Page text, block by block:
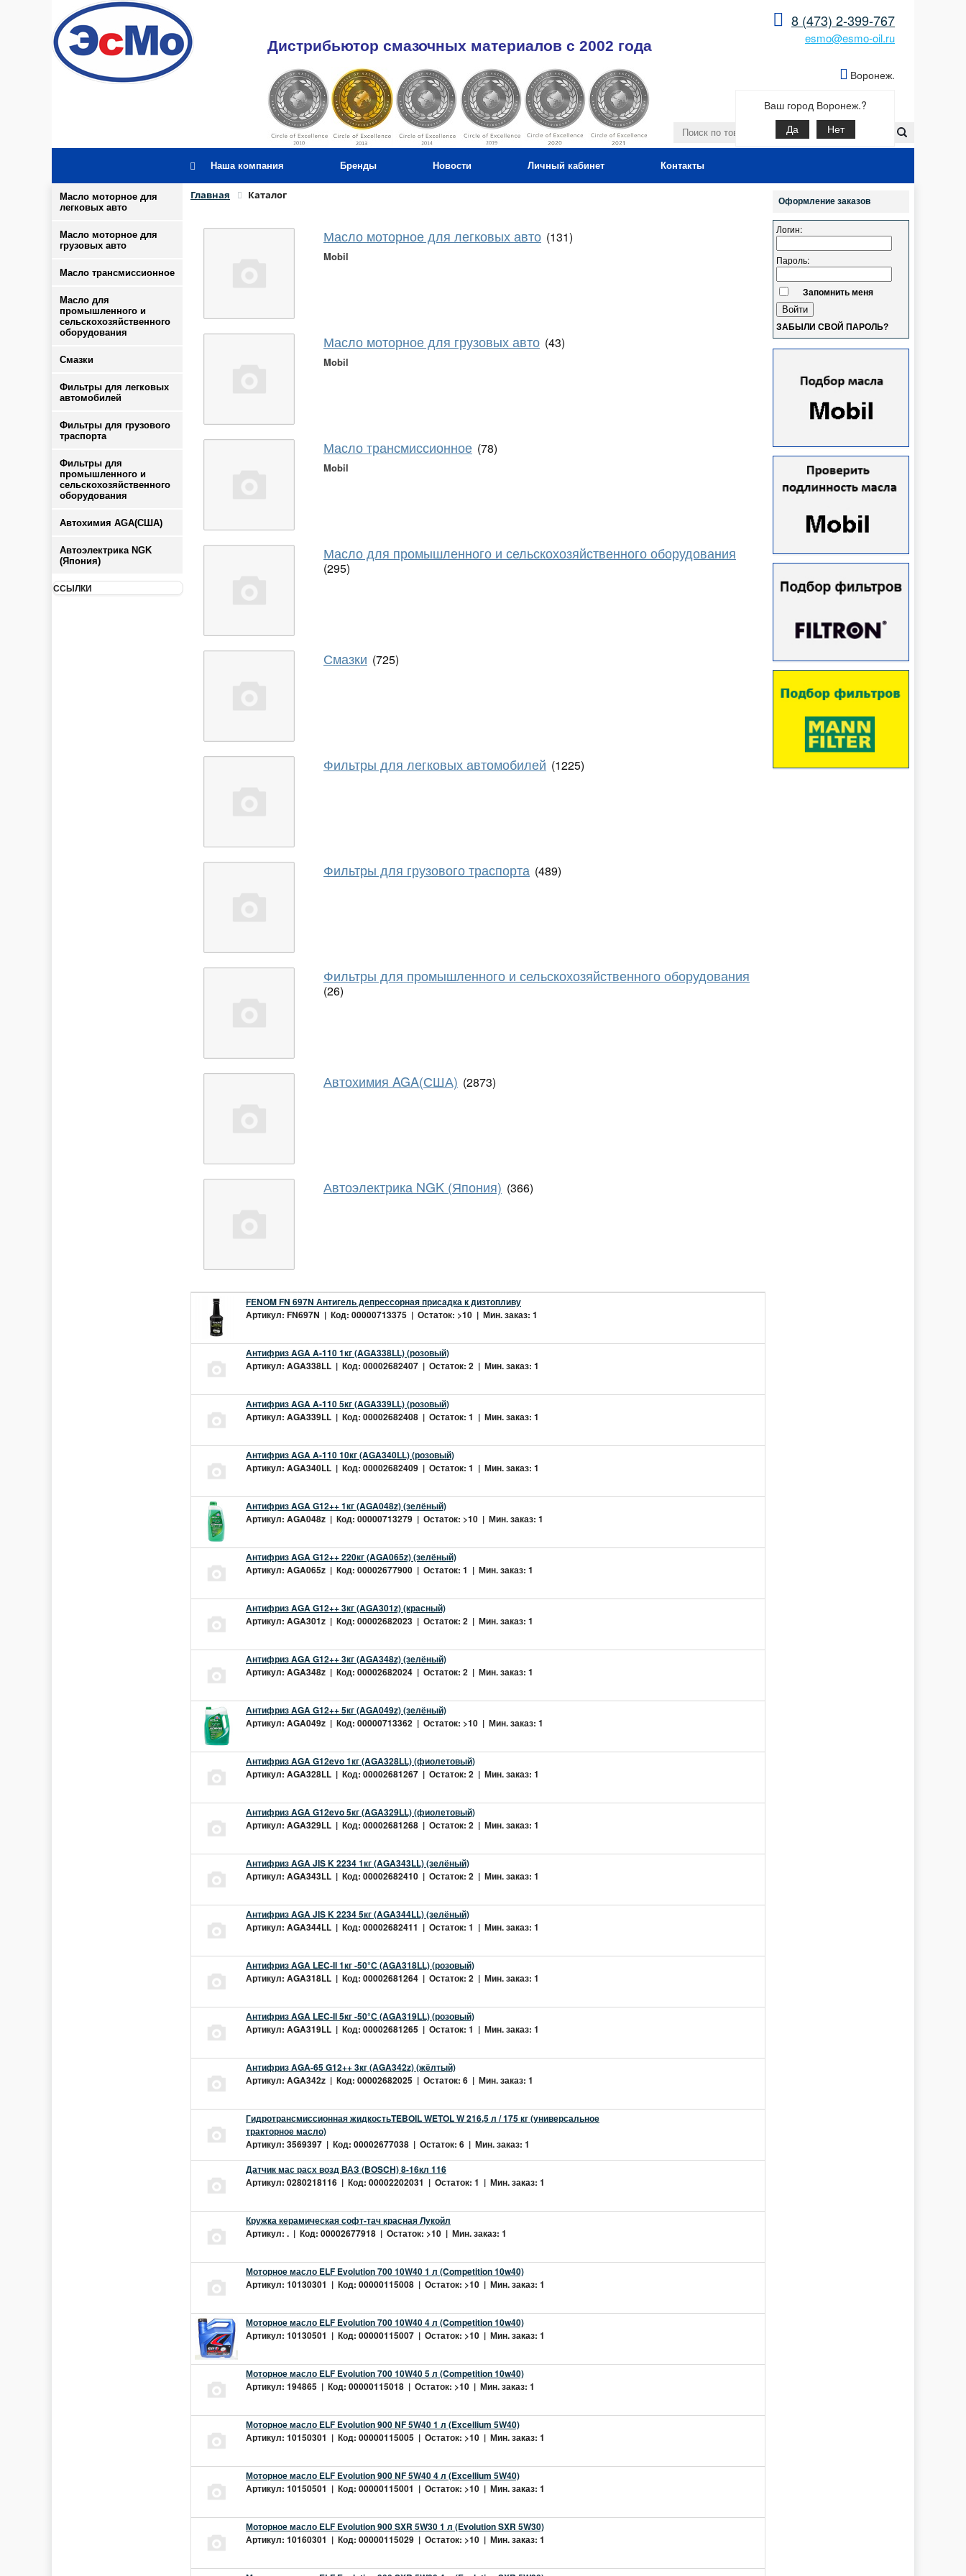
8 (473) 2-399-767
esmo@esmo-oil.ru
Дистрибьютор смазочных материалов c 2002 года
Воронеж.
Ваш город Воронеж.?
Да Нет
Наша компания Бренды Новости Личный кабинет Контакты
Масло моторное для
легковых авто
Масло моторное для
грузовых авто
Масло трансмиссионное
Масло для
промышленного и
сельскохозяйственного
оборудования
Смазки
Фильтры для легковых
автомобилей
Фильтры для грузового
траспорта
Фильтры для
промышленного и
сельскохозяйственного
оборудования
Автохимия AGA(США)
Автоэлектрика NGK
(Япония)
ССЫЛКИ
Главная Каталог
Масло моторное для легковых авто (131)
Mobil
Масло моторное для грузовых авто (43)
Mobil
Масло трансмиссионное (78)
Mobil
Масло для промышленного и сельскохозяйственного оборудования
(295)
Смазки (725)
Фильтры для легковых автомобилей (1225)
Фильтры для грузового траспорта (489)
Фильтры для промышленного и сельскохозяйственного оборудования
(26)
Автохимия AGA(США) (2873)
Автоэлектрика NGK (Япония) (366)
FENOM FN 697N Антигель депрессорная присадка к дизтопливу
Артикул: FN697N | Код: 00000713375 | Остаток: >10 | Мин. заказ: 1
Антифриз AGA A-110 1кг (AGA338LL) (розовый)
Артикул: AGA338LL | Код: 00002682407 | Остаток: 2 | Мин. заказ: 1
Антифриз AGA A-110 5кг (AGA339LL) (розовый)
Артикул: AGA339LL | Код: 00002682408 | Остаток: 1 | Мин. заказ: 1
Антифриз AGA A-110 10кг (AGA340LL) (розовый)
Артикул: AGA340LL | Код: 00002682409 | Остаток: 1 | Мин. заказ: 1
Антифриз AGA G12++ 1кг (AGA048z) (зелёный)
Артикул: AGA048z | Код: 00000713279 | Остаток: >10 | Мин. заказ: 1
Антифриз AGA G12++ 220кг (AGA065z) (зелёный)
Артикул: AGA065z | Код: 00002677900 | Остаток: 1 | Мин. заказ: 1
Антифриз AGA G12++ 3кг (AGA301z) (красный)
Артикул: AGA301z | Код: 00002682023 | Остаток: 2 | Мин. заказ: 1
Антифриз AGA G12++ 3кг (AGA348z) (зелёный)
Артикул: AGA348z | Код: 00002682024 | Остаток: 2 | Мин. заказ: 1
Антифриз AGA G12++ 5кг (AGA049z) (зелёный)
Артикул: AGA049z | Код: 00000713362 | Остаток: >10 | Мин. заказ: 1
Антифриз AGA G12evo 1кг (AGA328LL) (фиолетовый)
Артикул: AGA328LL | Код: 00002681267 | Остаток: 2 | Мин. заказ: 1
Антифриз AGA G12evo 5кг (AGA329LL) (фиолетовый)
Артикул: AGA329LL | Код: 00002681268 | Остаток: 2 | Мин. заказ: 1
Антифриз AGA JIS K 2234 1кг (AGA343LL) (зелёный)
Артикул: AGA343LL | Код: 00002682410 | Остаток: 2 | Мин. заказ: 1
Антифриз AGA JIS K 2234 5кг (AGA344LL) (зелёный)
Артикул: AGA344LL | Код: 00002682411 | Остаток: 1 | Мин. заказ: 1
Антифриз AGA LEC-II 1кг -50°С (AGA318LL) (розовый)
Артикул: AGA318LL | Код: 00002681264 | Остаток: 2 | Мин. заказ: 1
Антифриз AGA LEC-II 5кг -50°С (AGA319LL) (розовый)
Артикул: AGA319LL | Код: 00002681265 | Остаток: 1 | Мин. заказ: 1
Антифриз AGA-65 G12++ 3кг (AGA342z) (жёлтый)
Артикул: AGA342z | Код: 00002682025 | Остаток: 6 | Мин. заказ: 1
Гидротрансмиссионная жидкостьTEBOIL WETOL W 216,5 л / 175 кг (универсальное
тракторное масло)
Артикул: 3569397 | Код: 00002677038 | Остаток: 6 | Мин. заказ: 1
Датчик мас расх возд ВАЗ (BOSCH) 8-16кл 116
Артикул: 0280218116 | Код: 00002202031 | Остаток: 1 | Мин. заказ: 1
Кружка керамическая софт-тач красная Лукойл
Артикул: . | Код: 00002677918 | Остаток: >10 | Мин. заказ: 1
Моторное масло ELF Evolution 700 10W40 1 л (Competition 10w40)
Артикул: 10130301 | Код: 00000115008 | Остаток: >10 | Мин. заказ: 1
Моторное масло ELF Evolution 700 10W40 4 л (Competition 10w40)
Артикул: 10130501 | Код: 00000115007 | Остаток: >10 | Мин. заказ: 1
Моторное масло ELF Evolution 700 10W40 5 л (Competition 10w40)
Артикул: 194865 | Код: 00000115018 | Остаток: >10 | Мин. заказ: 1
Моторное масло ELF Evolution 900 NF 5W40 1 л (Excellium 5W40)
Артикул: 10150301 | Код: 00000115005 | Остаток: >10 | Мин. заказ: 1
Моторное масло ELF Evolution 900 NF 5W40 4 л (Excellium 5W40)
Артикул: 10150501 | Код: 00000115001 | Остаток: >10 | Мин. заказ: 1
Моторное масло ELF Evolution 900 SXR 5W30 1 л (Evolution SXR 5W30)
Артикул: 10160301 | Код: 00000115029 | Остаток: >10 | Мин. заказ: 1
Оформление заказов
Логин:
Пароль:
Запомнить меня
ЗАБЫЛИ СВОЙ ПАРОЛЬ?